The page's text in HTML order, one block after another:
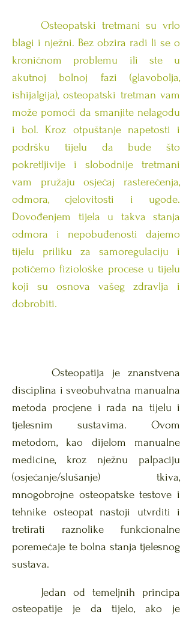
Osteopatski tretmani su vrlo
blagi i nježni. Bez obzira radi li se o
kroničnom problemu ili ste u
akutnoj bolnoj fazi (glavobolja,
ishijalgija), osteopatski tretman vam
može pomoći da smanjite nelagodu
i bol. Kroz otpuštanje napetosti i
podršku tijelu da bude što
pokretljivije i slobodnije tretmani
vam pružaju osjećaj rasterećenja,
odmora, cjelovitosti i ugode.
Dovođenjem tijela u takva stanja
odmora i nepobuđenosti dajemo
tijelu priliku za samoregulaciju i
potičemo fiziološke procese u tijelu
koji su osnova vašeg zdravlja i
dobrobiti.
Osteopatija je znanstvena
disciplina i sveobuhvatna manualna
metoda procjene i rada na tijelu i
tjelesnim sustavima. Ovom
metodom, kao dijelom manualne
medicine, kroz nježnu palpaciju
(osjećanje/slušanje) tkiva,
mnogobrojne osteopatske testove i
tehnike osteopat nastoji utvrditi i
tretirati raznolike funkcionalne
poremećaje te bolna stanja tjelesnog
sustava.
Jedan od temeljnih principa
osteopatije je da tijelo, ako je